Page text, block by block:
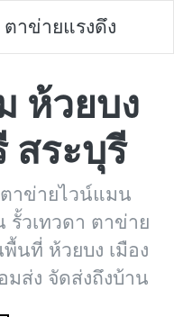
าข่ายแรงดึง
ห้วยบง
สระบุรี
าข่ายไวน์แมน
รั้วเทวดา ตาข่าย
นที่ ห้วยบง เมือง
มส่ง จัดส่งถึงบ้าน